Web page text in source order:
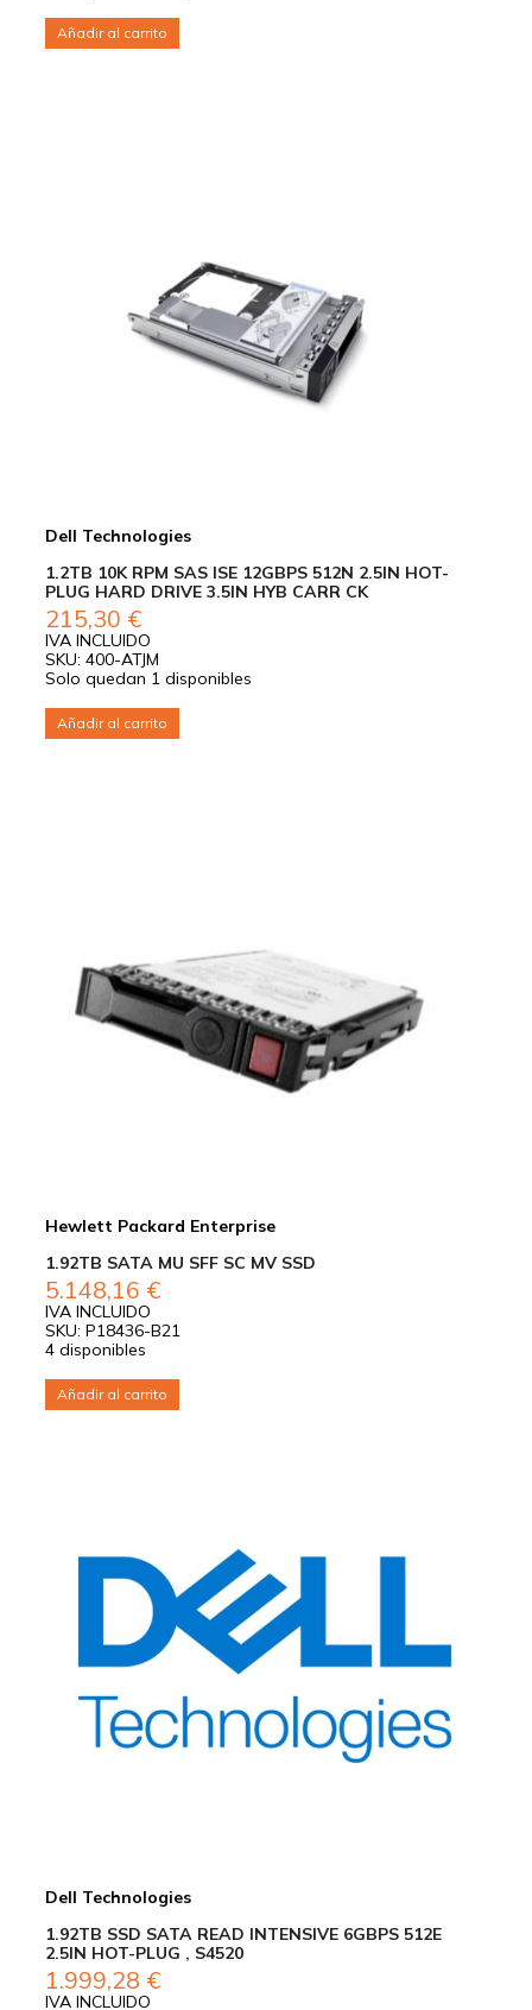
Añadir al carrito
Dell Technologies
1.2TB 10K RPM SAS ISE 12GBPS 512N 2.5IN HOT-
PLUG HARD DRIVE 3.5IN HYB CARR CK
215,30 €
IVA INCLUIDO
SKU: 400-ATJM
Solo quedan 1 disponibles
Añadir al carrito
Hewlett Packard Enterprise
1.92TB SATA MU SFF SC MV SSD
5.148,16 €
IVA INCLUIDO
SKU: P18436-B21
4 disponibles
Añadir al carrito
Dell Technologies
1.92TB SSD SATA READ INTENSIVE 6GBPS 512E
2.5IN HOT-PLUG , S4520
1.999,28 €
IVA INCLUIDO